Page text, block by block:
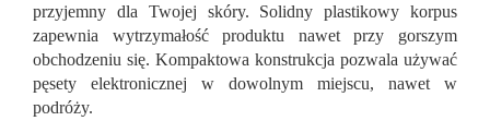
przyjemny dla Twojej skóry. Solidny plastikowy korpus
zapewnia wytrzymałość produktu nawet przy gorszym
obchodzeniu się. Kompaktowa konstrukcja pozwala używać
pęsety elektronicznej w dowolnym miejscu, nawet w
podróży.